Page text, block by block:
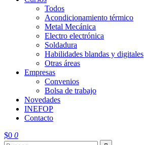
Todos
Acondicionamiento térmico
Metal Mecánica
Electro electrónica
Soldadura
Habilidades blandas y digitales
Otras áreas
Empresas
Convenios
Bolsa de trabajo
Novedades
INEFOP
Contacto
$0 0